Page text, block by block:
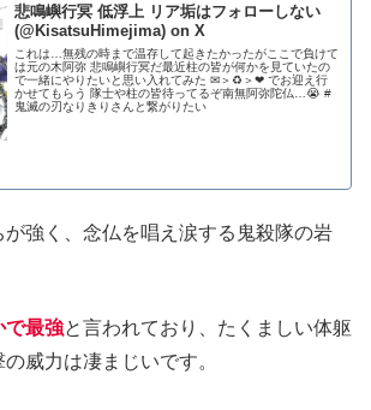
悲鳴嶼行冥 低浮上 リア垢はフォローしない
(@KisatsuHimejima) on X
これは…無残の時まで温存して起きたかったがここで負けて
は元の木阿弥 悲鳴嶼行冥だ最近柱の皆が何かを見ていたの
で一緒にやりたいと思い入れてみた ✉＞♻️＞❤ でお迎え行
かせてもらう 隊士や柱の皆待ってるぞ南無阿弥陀仏…😭 #
鬼滅の刃なりきりさんと繋がりたい
が強く、念仏を唱え涙する鬼殺隊の岩
で最強と言われており、たくましい体躯
威力は凄まじいです。